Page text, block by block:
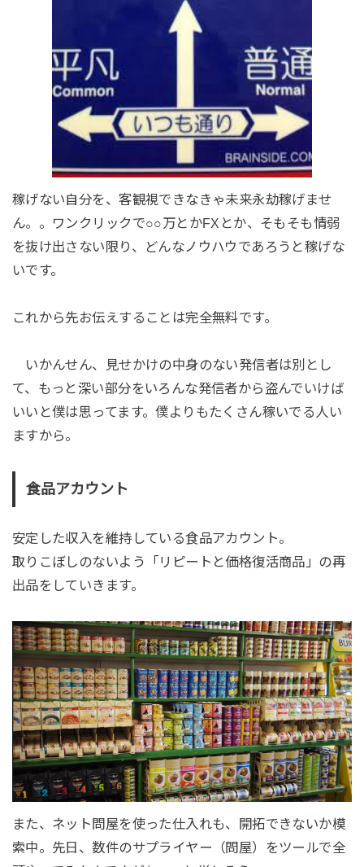
稼げない自分を、客観視できなきゃ未来永劫稼げませ
ん。。ワンクリックで○○万とかFXとか、そもそも情弱
を抜け出さない限り、どんなノウハウであろうと稼げな
いです。
これから先お伝えすることは完全無料です。
いかんせん、見せかけの中身のない発信者は別とし
て、もっと深い部分をいろんな発信者から盗んでいけば
いいと僕は思ってます。僕よりもたくさん稼いでる人い
ますから。
食品アカウント
安定した収入を維持している食品アカウント。
取りこぼしのないよう「リピートと価格復活商品」の再
出品をしていきます。
また、ネット問屋を使った仕入れも、開拓できないか模
索中。先日、数件のサプライヤー（問屋）をツールで全